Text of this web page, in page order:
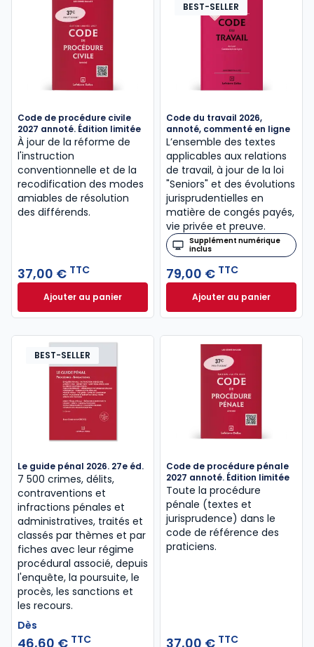
Code de procédure civile
2027 annoté. Édition limitée
À jour de la réforme de
l'instruction
conventionnelle et de la
recodification des modes
amiables de résolution
des différends.
37,00 € TTC
Ajouter au panierCode de procédure civile 2027 annoté. Édition
BEST-SELLER
Code du travail 2026,
annoté, commenté en ligne
L’ensemble des textes
applicables aux relations
de travail, à jour de la loi
"Seniors" et des évolutions
jurisprudentielles en
matière de congés payés,
vie privée et preuve.
Supplément numérique
inclus
79,00 € TTC
Ajouter au panier
Code du travail
BEST-SELLER
Le guide pénal 2026. 27e éd.
7 500 crimes, délits,
contraventions et
infractions pénales et
administratives, traités et
classés par thèmes et par
fiches avec leur régime
procédural associé, depuis
l'enquête, la poursuite, le
procès, les sanctions et
les recours.
Dès
46,60 € TTC
Code de procédure pénale
2027 annoté. Édition limitée
Toute la procédure
pénale (textes et
jurisprudence) dans le
code de référence des
praticiens.
37,00 € TTC